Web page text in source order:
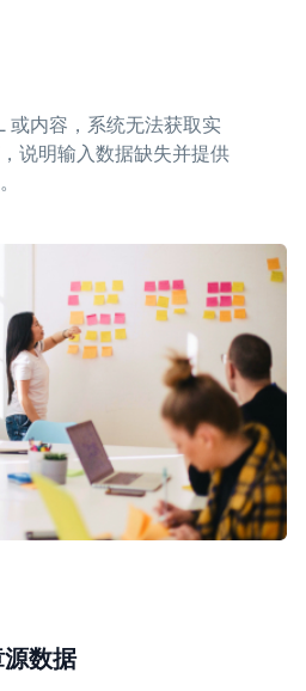
或内容，系统无法获取实
说明输入数据缺失并提供
数据